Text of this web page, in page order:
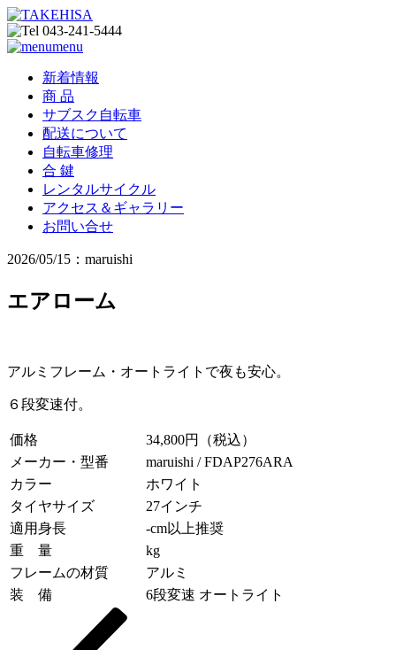
menu
新着情報
商 品
サブスク自転車
配送について
自転車修理
合 鍵
レンタルサイクル
アクセス＆ギャラリー
お問い合せ
2026/05/15：maruishi
エアローム
アルミフレーム・オートライトで夜も安心。
６段変速付。
価格
34,800円（税込）
メーカー・型番
maruishi / FDAP276ARA
カラー
ホワイト
タイヤサイズ
27インチ
適用身長
-cm以上推奨
重 量
kg
フレームの材質
アルミ
装 備
6段変速 オートライト